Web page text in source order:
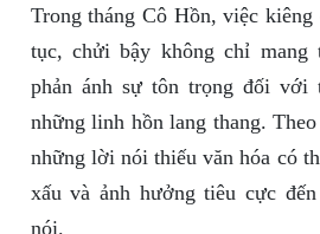
Trong tháng Cô Hồn, việc
tục, chửi bậy không chỉ
phản ánh sự tôn trọng đối
những linh hồn lang thang.
những lời nói thiếu văn hóa có
xấu và ảnh hưởng tiêu cực
nói.